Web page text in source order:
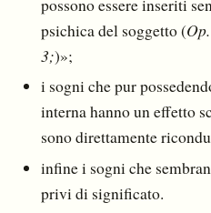
psichica del soggetto (
3;)»;
i sogni che pur
interna hanno un effetto
sono direttamente
infine i sogni che
privi di significato.